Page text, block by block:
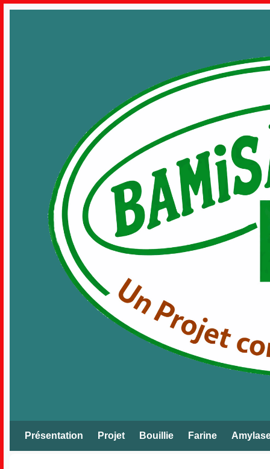
Présentation Projet Bouillie Farine